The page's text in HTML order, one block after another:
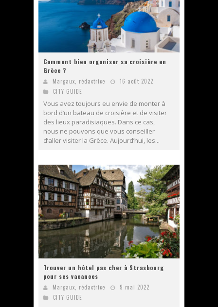
Comment bien organiser sa croisière en
Grèce ?
Margaux, rédactrice
16 août 2022
CITY GUIDE
Vous avez toujours eu envie de monter à
bord d’un bateau de croisière et de visiter
des lieux paradisiaques. Dans ce cas,
nous ne pouvons que vous conseiller
d’aller visiter la Grèce. Aujourd’hui, les...
Trouver un hôtel pas cher à Strasbourg
pour ses vacances
Margaux, rédactrice
9 mai 2022
CITY GUIDE